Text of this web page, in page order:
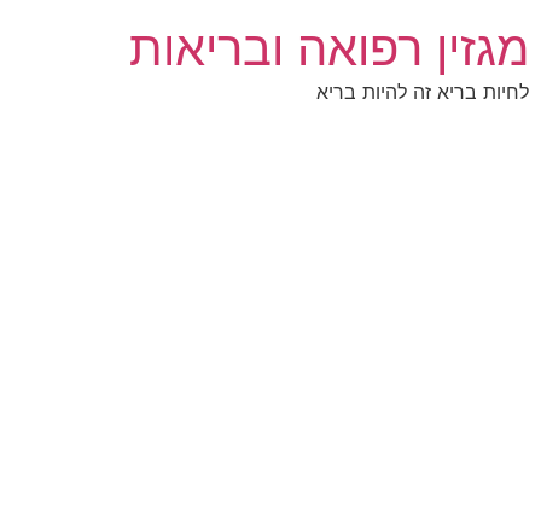
לתוכן
מגזין רפואה ובריאות
לחיות בריא זה להיות בריא